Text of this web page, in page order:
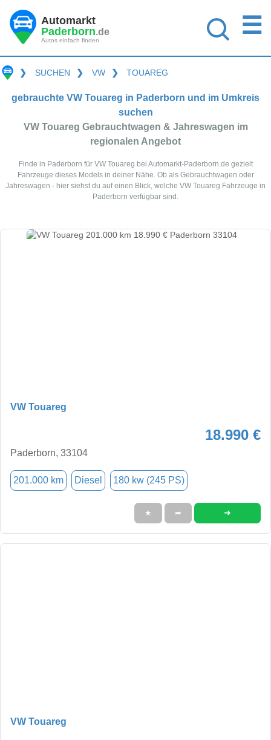
Automarkt
Paderborn.de
Autos einfach finden
☰
❯ SUCHEN ❯ VW ❯ TOUAREG
gebrauchte VW Touareg in Paderborn und im Umkreis
suchen
VW Touareg Gebrauchtwagen & Jahreswagen im
regionalen Angebot
Finde in Paderborn für VW Touareg bei Automarkt-Paderborn.de gezielt
Fahrzeuge dieses Models in deiner Nähe. Ob als Gebrauchtwagen oder
Jahreswagen - hier siehst du auf einen Blick, welche VW Touareg Fahrzeuge in
Paderborn verfügbar sind.
VW Touareg
18.990 €
Paderborn, 33104
201.000 km Diesel 180 kw (245 PS)
★ ➦ ➜
VW Touareg